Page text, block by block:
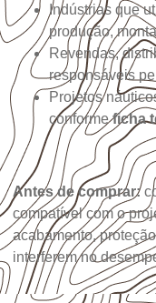
Indústrias que
produção,
Revendas,
responsáveis
Projetos
conformeficha
Antes de comprar:
compatível com o
acabamento,
interferem no